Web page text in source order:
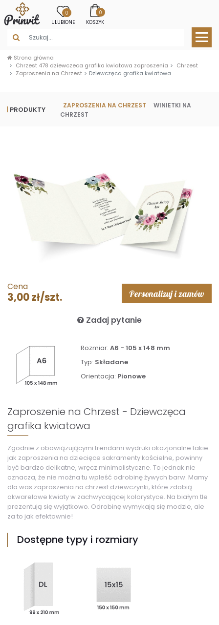
0
ULUBIONE
0
KOSZYK
Strona główna
Chrzest 478 dziewczeca grafika kwiatowa zaproszenia
Chrzest
Zaproszenia na Chrzest
Dziewczęca grafika kwiatowa
PRODUKTY ZAPROSZENIA NA CHRZEST
WINIETKI NA
CHRZEST
Cena
3,00 zł/szt. Personalizuj i zamów
Zadaj pytanie
Rozmiar: A6 - 105 x 148 mm
Typ: Składane
Orientacja: Pionowe
Zaproszenie na Chrzest - Dziewczęca
grafika kwiatowa
Zgodnie z obowiązującymi trendami wydruki okazjonalne takie
jak zaproszenia na dziecięce sakramenty kościelne, powinny
być bardzo delikatne, wręcz minimalistyczne. To jednak nie
oznacza, że nie można tu wpleść odrobinę żywych barw. Mamy
dla was zaproszenia na chrzest dziewczynki, które zdobią
akwarelowe kwiaty w zachwycającej kolorystyce. Na białym tle
prezentują się wyjątkowo. Odrobinę wymykają się modzie, ale
za to jak efektownie!
Dostępne typy i rozmiary